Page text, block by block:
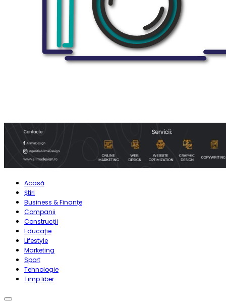
Acasă
Știri
Business & Finanțe
Companii
Construcții
Educație
Lifestyle
Marketing
Sport
Tehnologie
Timp liber